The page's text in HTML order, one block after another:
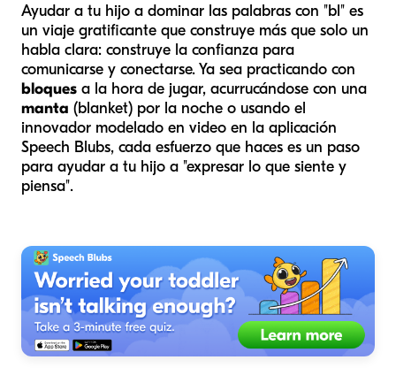
Ayudar a tu hijo a dominar las palabras con "bl" es
un viaje gratificante que construye más que solo un
habla clara: construye la confianza para
comunicarse y conectarse. Ya sea practicando con
bloques a la hora de jugar, acurrucándose con una
manta (blanket) por la noche o usando el
innovador modelado en video en la aplicación
Speech Blubs, cada esfuerzo que haces es un paso
para ayudar a tu hijo a "expresar lo que siente y
piensa".